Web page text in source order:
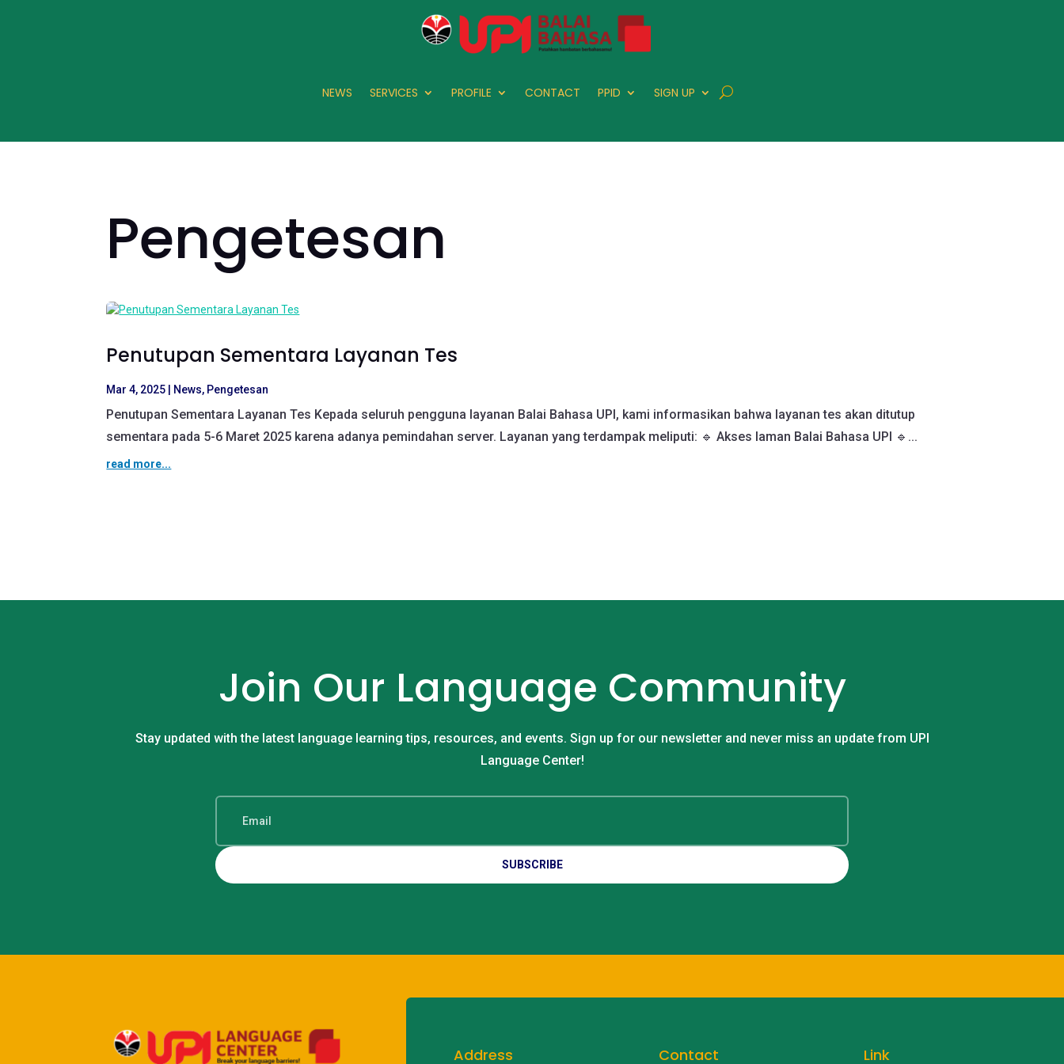
NEWS SERVICES PROFILE CONTACT PPID SIGN UP
Pengetesan
Penutupan Sementara Layanan Tes
Mar 4, 2025 News, Pengetesan
Penutupan Sementara Layanan Tes Kepada seluruh pengguna layanan Balai Bahasa UPI, kami informasikan bahwa layanan tes akan ditutup
sementara pada 5-6 Maret 2025 karena adanya pemindahan server. Layanan yang terdampak meliputi: 🔹 Akses laman Balai Bahasa UPI 🔹...
read more...
Join Our Language Community
Stay updated with the latest language learning tips, resources, and events. Sign up for our newsletter and never miss an update from UPI
Language Center!
SUBSCRIBE
Address Contact Link